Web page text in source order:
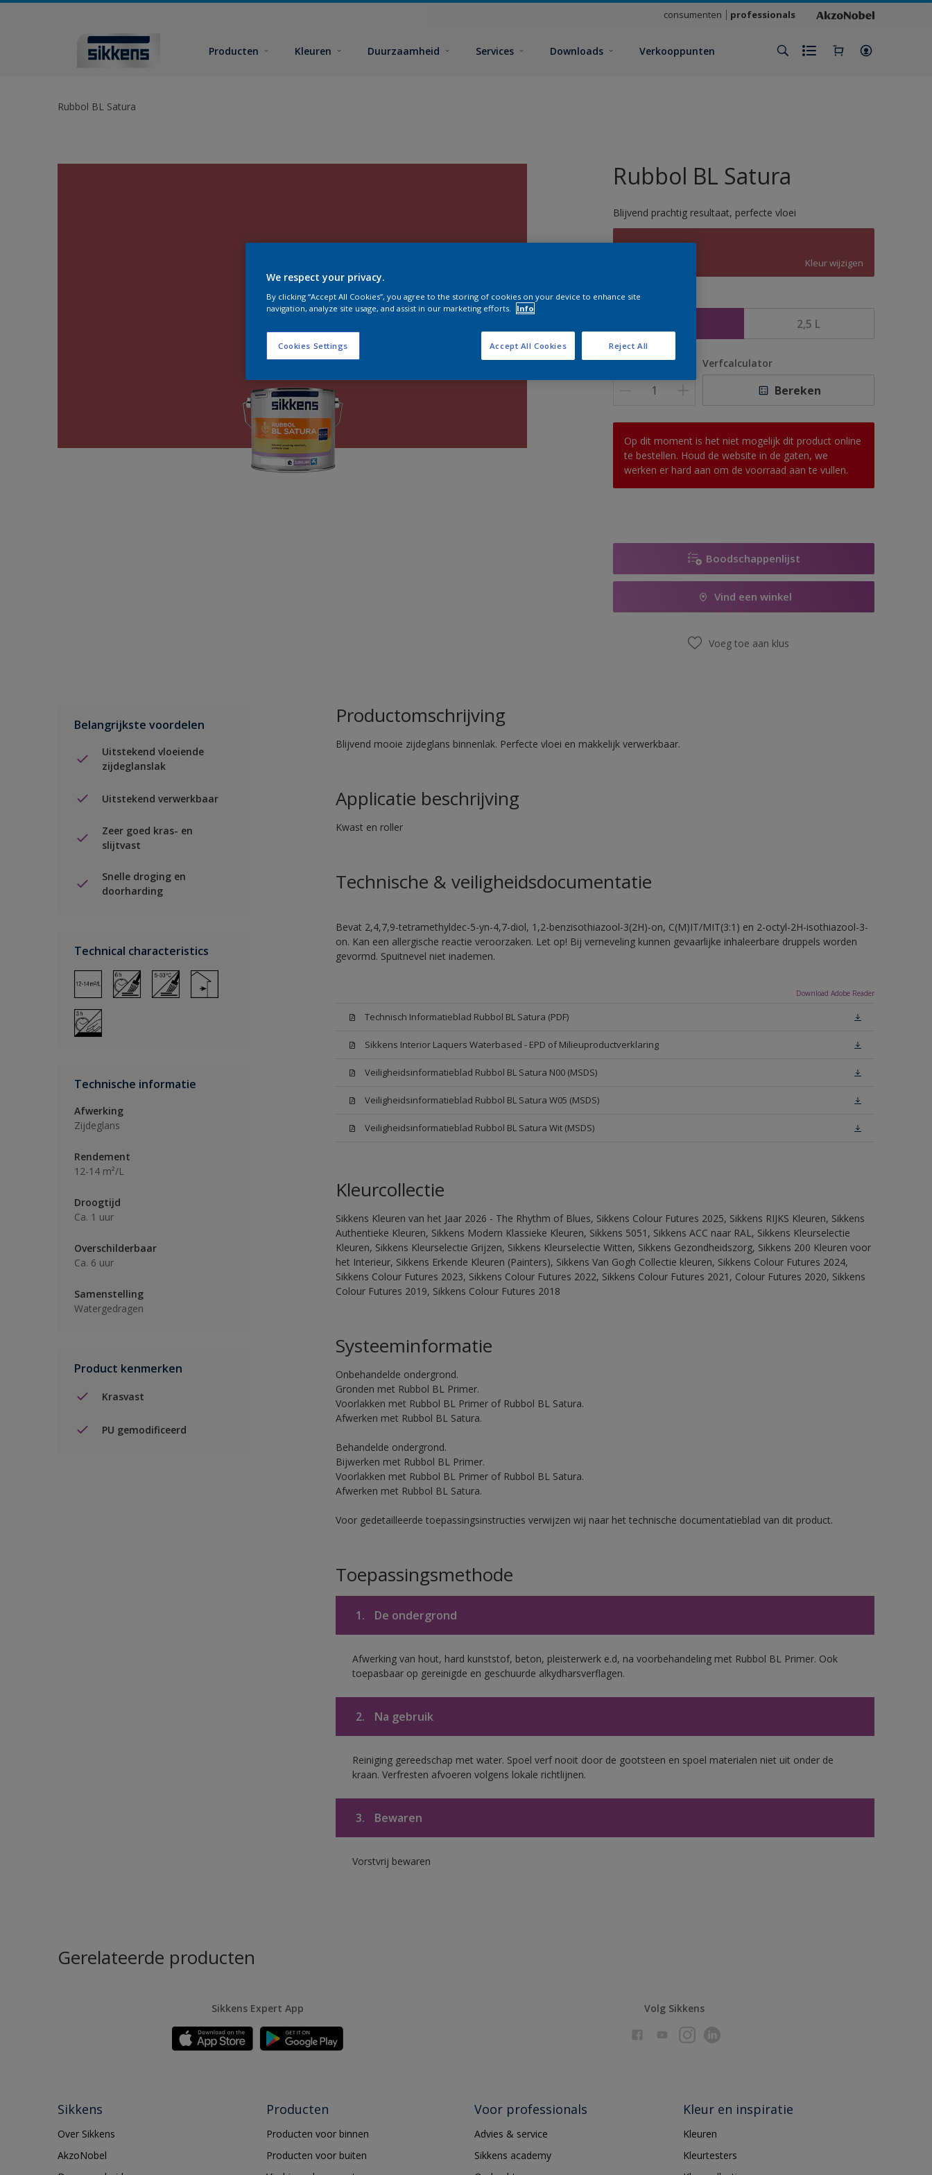
consumenten professionals
Producten Kleuren Duurzaamheid Services Downloads Verkooppunten
Rubbol BL Satura
Rubbol BL Satura
Blijvend prachtig resultaat, perfecte vloei
B6.35.40
Kleur wijzigen
Grootte
2,5 L
Aantal Verfcalculator
Bereken
Op dit moment is het niet mogelijk dit product online
te bestellen. Houd de website in de gaten, we
werken er hard aan om de voorraad aan te vullen.
Boodschappenlijst
Vind een winkel
Voeg toe aan klus
Belangrijkste voordelen
Uitstekend vloeiende
zijdeglanslak
Uitstekend verwerkbaar
Zeer goed kras- en
slijtvast
Snelle droging en
doorharding
Technical characteristics
Technische informatie
Afwerking
Zijdeglans
Rendement
12-14 m²/L
Droogtijd
Ca. 1 uur
Overschilderbaar
Ca. 6 uur
Samenstelling
Watergedragen
Product kenmerken
Krasvast
PU gemodificeerd
Productomschrijving
Blijvend mooie zijdeglans binnenlak. Perfecte vloei en makkelijk verwerkbaar.
Applicatie beschrijving
Kwast en roller
Technische & veiligheidsdocumentatie
Bevat 2,4,7,9-tetramethyldec-5-yn-4,7-diol, 1,2-benzisothiazool-3(2H)-on, C(M)IT/MIT(3:1) en 2-octyl-2H-isothiazool-3-
on. Kan een allergische reactie veroorzaken. Let op! Bij verneveling kunnen gevaarlijke inhaleerbare druppels worden
gevormd. Spuitnevel niet inademen.
Download Adobe Reader
Technisch Informatieblad Rubbol BL Satura (PDF)
Sikkens Interior Laquers Waterbased - EPD of Milieuproductverklaring
Veiligheidsinformatieblad Rubbol BL Satura N00 (MSDS)
Veiligheidsinformatieblad Rubbol BL Satura W05 (MSDS)
Veiligheidsinformatieblad Rubbol BL Satura Wit (MSDS)
Kleurcollectie
Sikkens Kleuren van het Jaar 2026 - The Rhythm of Blues, Sikkens Colour Futures 2025, Sikkens RIJKS Kleuren, Sikkens
Authentieke Kleuren, Sikkens Modern Klassieke Kleuren, Sikkens 5051, Sikkens ACC naar RAL, Sikkens Kleurselectie
Kleuren, Sikkens Kleurselectie Grijzen, Sikkens Kleurselectie Witten, Sikkens Gezondheidszorg, Sikkens 200 Kleuren voor
het Interieur, Sikkens Erkende Kleuren (Painters), Sikkens Van Gogh Collectie kleuren, Sikkens Colour Futures 2024,
Sikkens Colour Futures 2023, Sikkens Colour Futures 2022, Sikkens Colour Futures 2021, Colour Futures 2020, Sikkens
Colour Futures 2019, Sikkens Colour Futures 2018
Systeeminformatie
Onbehandelde ondergrond.
Gronden met Rubbol BL Primer.
Voorlakken met Rubbol BL Primer of Rubbol BL Satura.
Afwerken met Rubbol BL Satura.
Behandelde ondergrond.
Bijwerken met Rubbol BL Primer.
Voorlakken met Rubbol BL Primer of Rubbol BL Satura.
Afwerken met Rubbol BL Satura.
Voor gedetailleerde toepassingsinstructies verwijzen wij naar het technische documentatieblad van dit product.
Toepassingsmethode
1. De ondergrond
Afwerking van hout, hard kunststof, beton, pleisterwerk e.d, na voorbehandeling met Rubbol BL Primer. Ook
toepasbaar op gereinigde en geschuurde alkydharsverflagen.
2. Na gebruik
Reiniging gereedschap met water. Spoel verf nooit door de gootsteen en spoel materialen niet uit onder de
kraan. Verfresten afvoeren volgens lokale richtlijnen.
3. Bewaren
Vorstvrij bewaren
Gerelateerde producten
Sikkens Expert App Volg Sikkens
Sikkens
Over Sikkens
AkzoNobel
Producten
Producten voor binnen
Producten voor buiten
Voor professionals
Advies & service
Sikkens academy
Kleur en inspiratie
Kleuren
Kleurtesters
We respect your privacy.
By clicking “Accept All Cookies”, you agree to the storing of cookies on your device to enhance site
navigation, analyze site usage, and assist in our marketing efforts.
Info
Cookies Settings Reject All
Accept All Cookies